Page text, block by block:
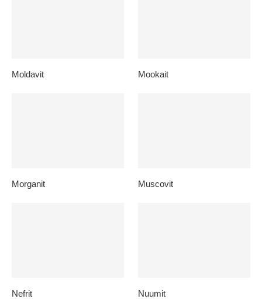
Moldavit Mookait
Morganit Muscovit
Nefrit Nuumit